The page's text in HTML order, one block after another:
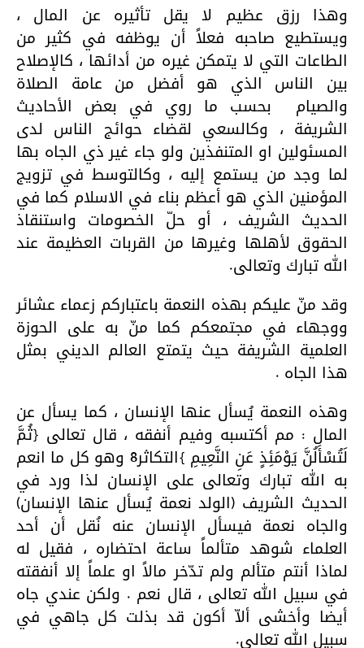
وهذا رزق عظيم لا يقل تأثيره عن المال ،
ويستطيع صاحبه فعلاً أن يوظفه في كثير من
الطاعات التي لا يتمكن غيره من أدائها ، كالإصلاح
بين الناس الذي هو أفضل من عامة الصلاة
والصيام
بحسب ما روي في بعض الأحاديث
الشريفة ، وكالسعي لقضاء حوائج الناس لدى
المسئولين او المتنفذين ولو جاء غير ذي الجاه بها
لما وجد من يستمع إليه ، وكالتوسط في تزويج
المؤمنين الذي هو أعظم بناء في الاسلام كما في
الحديث الشريف ، أو حلّ الخصومات واستنقاذ
الحقوق لأهلها وغيرها من القربات العظيمة عند
الله تبارك وتعالى.
وقد منّ عليكم بهذه النعمة باعتباركم زعماء عشائر
ووجهاء في مجتمعكم كما منّ به على الحوزة
العلمية الشريفة حيث يتمتع العالم الديني بمثل
هذا الجاه .
وهذه النعمة يُسأل عنها الإنسان ، كما يسأل عن
المال : مم أكتسبه وفيم أنفقه ، قال تعالى {ثُمَّ
لَتُسْأَلُنَّ يَوْمَئِذٍ عَنِ النَّعِيمِ }التكاثر8 وهو كل ما انعم
به الله تبارك وتعالى على الإنسان لذا ورد في
الحديث الشريف (الولد نعمة يُسأل عنها الإنسان)
والجاه نعمة فيسأل الإنسان عنه نُقل أن أحد
العلماء شوهد متألماً ساعة احتضاره ، فقيل له
لماذا أنتم متألم ولم تدّخر مالاً او علماً إلا أنفقته
في سبيل الله تعالى ، قال نعم . ولكن عندي جاه
أيضا وأخشى ألاّ أكون قد بذلت كل جاهي في
سبيل الله تعالى.